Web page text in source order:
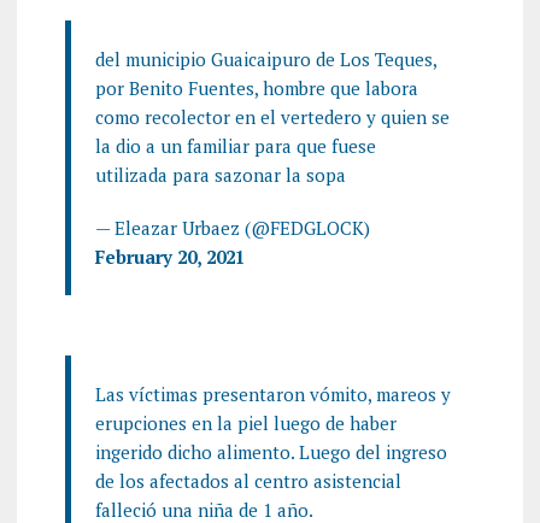
del municipio Guaicaipuro de Los Teques,
por Benito Fuentes, hombre que labora
como recolector en el vertedero y quien se
la dio a un familiar para que fuese
utilizada para sazonar la sopa
— Eleazar Urbaez (@FEDGLOCK)
February 20, 2021
Las víctimas presentaron vómito, mareos y
erupciones en la piel luego de haber
ingerido dicho alimento. Luego del ingreso
de los afectados al centro asistencial
falleció una niña de 1 año.